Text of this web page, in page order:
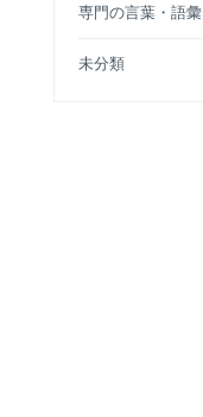
専門の言葉・語彙
未分類